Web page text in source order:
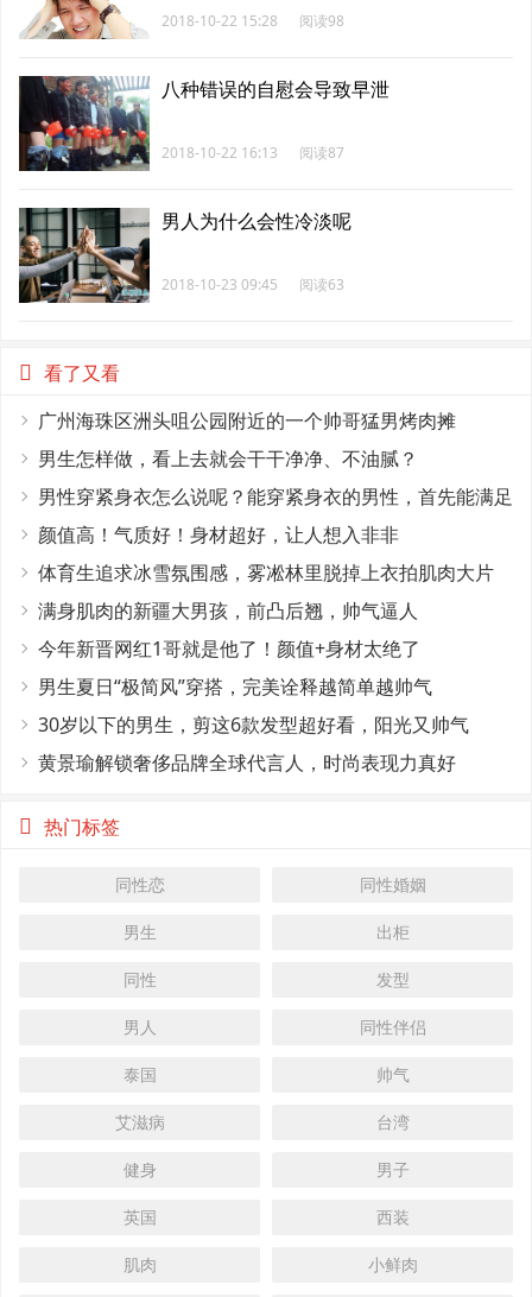
2018-10-22 15:28 阅读98
八种错误的自慰会导致早泄
2018-10-22 16:13 阅读87
男人为什么会性冷淡呢
2018-10-23 09:45 阅读63
看了又看
广州海珠区洲头咀公园附近的一个帅哥猛男烤肉摊
男生怎样做，看上去就会干干净净、不油腻？
男性穿紧身衣怎么说呢？能穿紧身衣的男性，首先能满足
这4个条件
颜值高！气质好！身材超好，让人想入非非
体育生追求冰雪氛围感，雾凇林里脱掉上衣拍肌肉大片
满身肌肉的新疆大男孩，前凸后翘，帅气逼人
今年新晋网红1哥就是他了！颜值+身材太绝了
男生夏日“极简风”穿搭，完美诠释越简单越帅气
30岁以下的男生，剪这6款发型超好看，阳光又帅气
黄景瑜解锁奢侈品牌全球代言人，时尚表现力真好
热门标签
同性恋 同性婚姻
男生 出柜
同性 发型
男人 同性伴侣
泰国 帅气
艾滋病 台湾
健身 男子
英国 西装
肌肉 小鲜肉